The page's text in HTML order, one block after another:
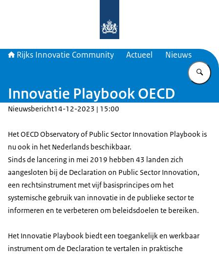
Rijks Innovatie Community Actueel Nieuws
Innovatie Playbook OECD
Nieuwsbericht14-12-2023 | 15:00
Het OECD Observatory of Public Sector Innovation Playbook is
nu ook in het Nederlands beschikbaar.
Sinds de lancering in mei 2019 hebben 43 landen zich
aangesloten bij de Declaration on Public Sector Innovation,
een rechtsinstrument met vijf basisprincipes om het
systemische gebruik van innovatie in de publieke sector te
informeren en te verbeteren om beleidsdoelen te bereiken.
Het Innovatie Playbook biedt een toegankelijk en werkbaar
instrument om de Declaration te vertalen in praktische